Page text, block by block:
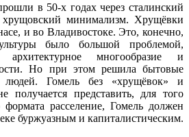
в 50-х годах через сталинский
минимализм. Хрущёвки
и во Владивостоке. Это, конечно,
было большой проблемой,
архитектурное многообразие и
Но при этом решила бытовые
Гомель без «хрущёвок» и
получается представить, для того
формата расселение, Гомель должен
буржуазным и капиталистическим.